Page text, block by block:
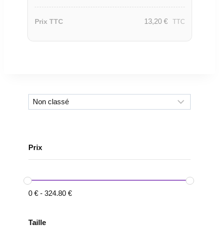
Prix TTC 13,20 € TTC
Prix
0 € - 324.80 €
Taille